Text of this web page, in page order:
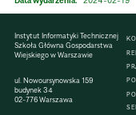
Instytut Informatyki Technicznej
Szkoła Główna Gospodarstwa
Wiejskiego w Warszawie
ul. Nowoursynowska 159
budynek 34
02-776 Warszawa